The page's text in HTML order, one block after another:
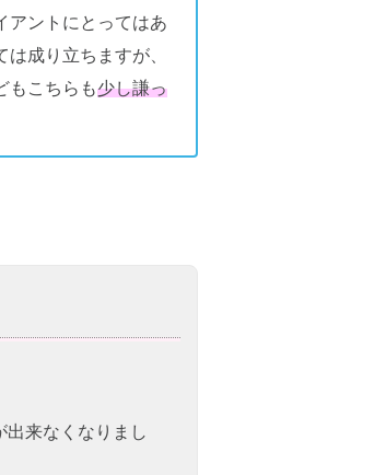
アントにとってはあ
成り立ちますが、
もこちらも少し謙っ
来なくなりまし